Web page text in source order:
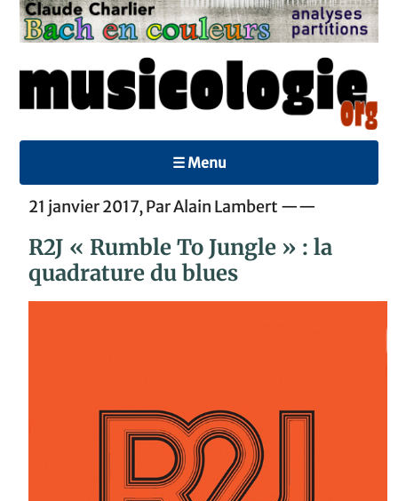
☰ Menu
21 janvier 2017, Par Alain Lambert ——
R2J « Rumble To Jungle » : la
quadrature du blues